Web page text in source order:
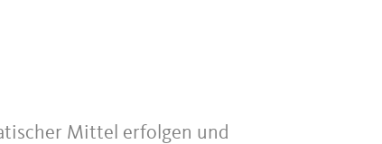
Mittel erfolgen und